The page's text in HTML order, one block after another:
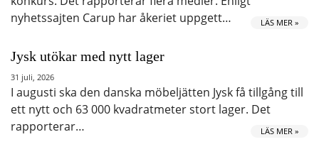
nyhetssajten Carup har åkeriet uppgett…
LÄS MER »
Jysk utökar med nytt lager
31 juli, 2026
I augusti ska den danska möbeljätten Jysk få tillgång till
ett nytt och 63 000 kvadratmeter stort lager. Det
rapporterar…
LÄS MER »